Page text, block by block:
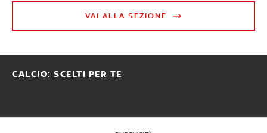
VAI ALLA SEZIONE
CALCIO: SCELTI PER TE